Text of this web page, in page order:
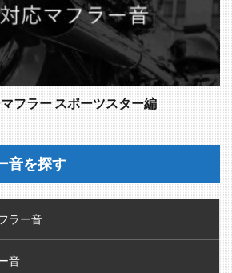
フラー スポーツスター編
音を探す
ラー音
音